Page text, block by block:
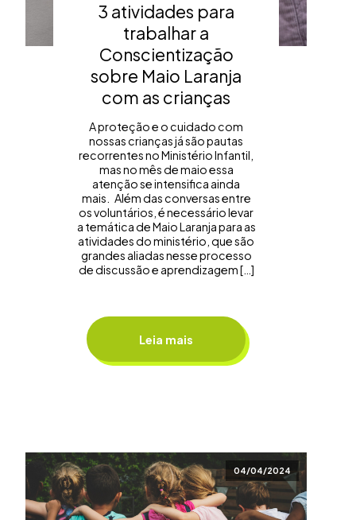
3 atividades para
trabalhar a
Conscientização
sobre Maio Laranja
com as crianças
A proteção e o cuidado com
nossas crianças já são pautas
recorrentes no Ministério Infantil,
mas no mês de maio essa
atenção se intensifica ainda
mais. Além das conversas entre
os voluntários, é necessário levar
a temática de Maio Laranja para as
atividades do ministério, que são
grandes aliadas nesse processo
de discussão e aprendizagem […]
Leia mais
04/04/2024